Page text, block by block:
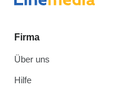
Firma
Über uns
Hilfe